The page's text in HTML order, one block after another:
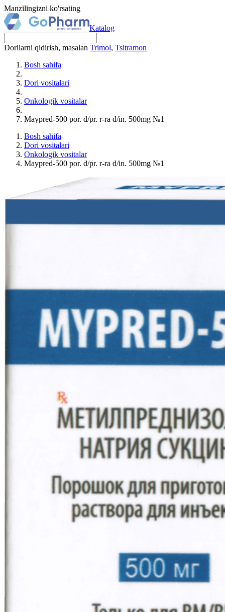
Manzilingizni ko'rsating
Katalog
Dorilarni qidirish, masalan Trimol, Tsitramon
Bosh sahifa
Dori vositalari
Onkologik vositalar
Maypred-500 por. d/pr. r-ra d/in. 500mg №1
Bosh sahifa
Dori vositalari
Onkologik vositalar
Maypred-500 por. d/pr. r-ra d/in. 500mg №1